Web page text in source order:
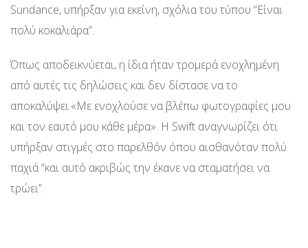
Sundance, υπήρξαν για εκείνη, σχόλια του τύπου “Είναι
πολύ κοκαλιάρα”.
Όπως αποδεικνύεται, η ίδια ήταν τρομερά ενοχλημένη
από αυτές τις δηλώσεις και δεν δίστασε να το
αποκαλύψει.«Με ενοχλούσε να βλέπω φωτογραφίες μου
και τον εαυτό μου κάθε μέρα». Η Swift αναγνωρίζει ότι
υπήρξαν στιγμές στο παρελθόν όπου αισθανόταν πολύ
παχιά “και αυτό ακριβώς την έκανε να σταματήσει να
τρώει”.